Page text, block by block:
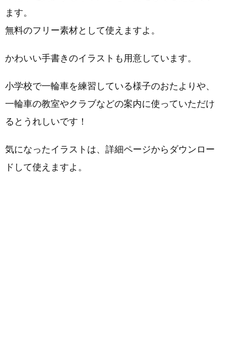
ます。
無料のフリー素材として使えますよ。
かわいい手書きのイラストも用意しています。
小学校で一輪車を練習している様子のおたよりや、
一輪車の教室やクラブなどの案内に使っていただけ
るとうれしいです！
気になったイラストは、詳細ページからダウンロー
ドして使えますよ。